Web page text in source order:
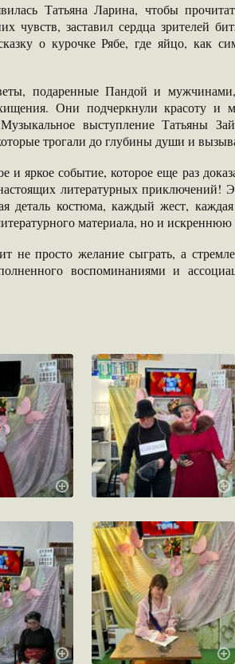
Татьяна Ларина, чтобы
чувств, заставил сердца зрителей
о курочке Рябе, где яйцо, как
подаренные Пандой и
Они подчеркнули красоту и
выступление Татьяны
трогали до глубины души и
яркое событие, которое еще раз
литературных приключений!
деталь костюма, каждый жест,
материала, но и
не просто желание сыграть, а
воспоминаниями и